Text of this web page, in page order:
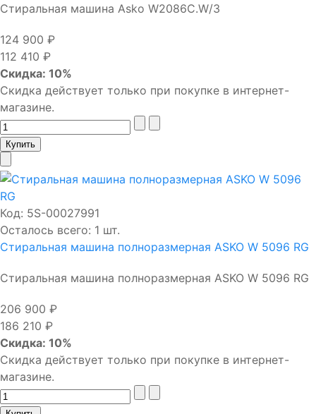
Стиральная машина Asko W2086C.W/3
124 900 ₽
112 410 ₽
Скидка: 10%
Скидка действует только при покупке в интернет-
магазине.
Код: 5S-00027991
Осталось всего: 1 шт.
Стиральная машина полноразмерная ASKO W 5096 RG
Стиральная машина полноразмерная ASKO W 5096 RG
206 900 ₽
186 210 ₽
Скидка: 10%
Скидка действует только при покупке в интернет-
магазине.